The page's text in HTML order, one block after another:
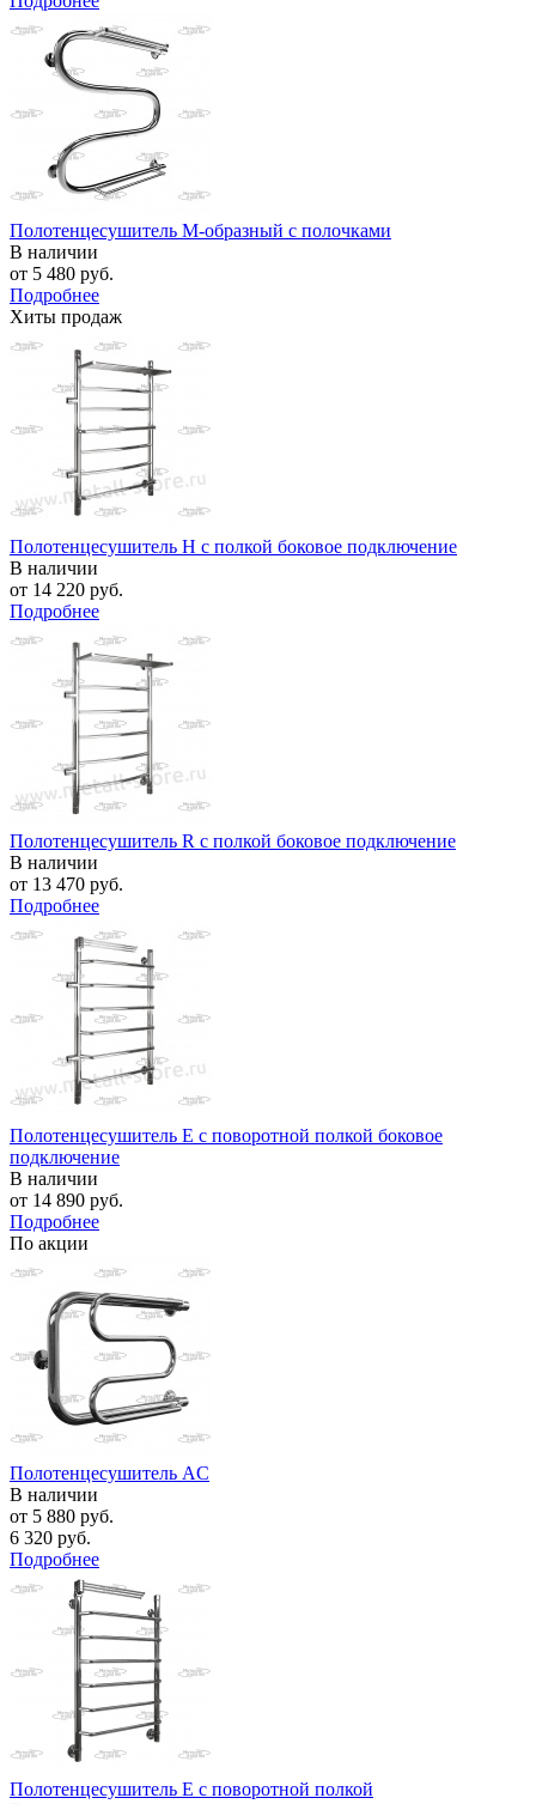
Полотенцесушитель М-образный с полочками
В наличии
от 5 480 руб.
Подробнее
Хиты продаж
Полотенцесушитель H с полкой боковое подключение
В наличии
от 14 220 руб.
Подробнее
Полотенцесушитель R с полкой боковое подключение
В наличии
от 13 470 руб.
Подробнее
Полотенцесушитель E с поворотной полкой боковое
подключение
В наличии
от 14 890 руб.
Подробнее
По акции
Полотенцесушитель AC
В наличии
от 5 880 руб.
6 320 руб.
Подробнее
Полотенцесушитель E с поворотной полкой